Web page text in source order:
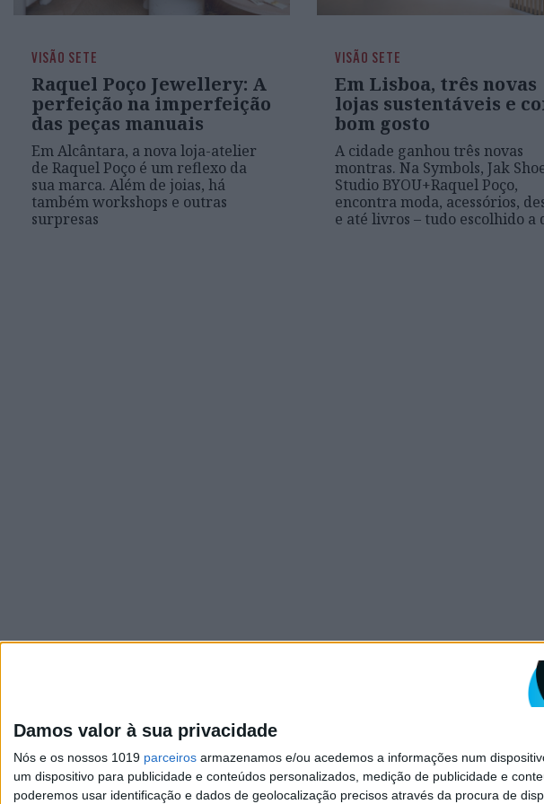
Damos valor à sua privacidade
Nós e os nossos 1019 parceiros armazenamos e/ou acedemos a informações num
um dispositivo para publicidade e conteúdos personalizados, medição de publicidade e
poderemos usar identificação e dados de geolocalização precisos através da procura de
VISÃO SETE
Raquel Poço Jewellery: A
perfeição na imperfeição
das peças manuais
Em Alcântara, a nova loja-atelier
de Raquel Poço é um reflexo da
sua marca. Além de joias, há
também workshops e outras
surpresas
VISÃO SETE
Em Lisboa, três novas
lojas sustentáveis e
bom gosto
A cidade ganhou três novas
montras. Na Symbols, Jak
Studio BYOU+Raquel Poço,
encontra moda, acessórios,
e até livros – tudo escolhido a